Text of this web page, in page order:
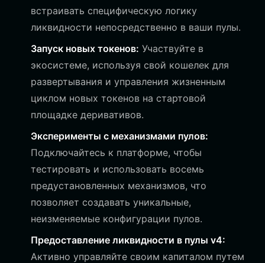
встраивать специфическую логику
ликвидности непосредственно в ваши пулы.
Запуск новых токенов: Участвуйте в
экосистеме, используя свой кошелек для
развертывания и управления жизненным
циклом новых токенов на стартовой
площадке деривативов.
Эксперименты с механизмами пулов:
Подключайтесь к платформе, чтобы
тестировать и использовать восемь
предустановленных механизмов, что
позволяет создавать уникальные,
неизменяемые конфигурации пулов.
Предоставление ликвидности в пулы v4:
Активно управляйте своим капиталом путем